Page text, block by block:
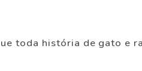
toda história de gato e